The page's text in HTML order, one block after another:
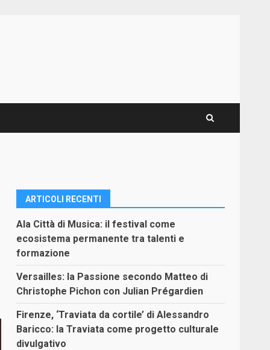
ARTICOLI RECENTI
Ala Città di Musica: il festival come
ecosistema permanente tra talenti e
formazione
Versailles: la Passione secondo Matteo di
Christophe Pichon con Julian Prégardien
Firenze, ‘Traviata da cortile’ di Alessandro
Baricco: la Traviata come progetto culturale
divulgativo